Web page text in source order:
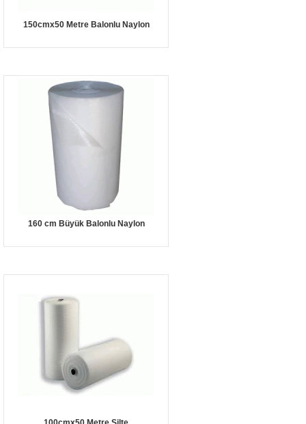
150cmx50 Metre Balonlu Naylon
160 cm Büyük Balonlu Naylon